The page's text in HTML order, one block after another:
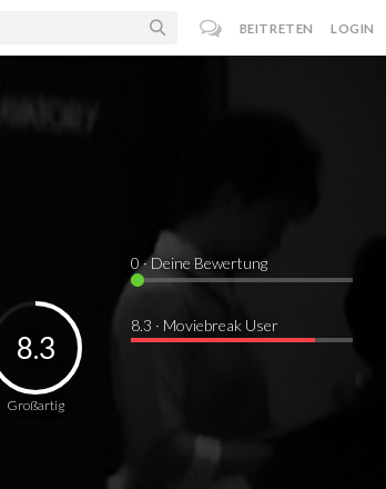
BEITRETEN LOGIN
Großartig
8.3
0· Deine Bewertung
8.3 · Moviebreak User